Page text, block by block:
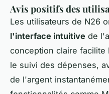
Avis positifs des
Les utilisateurs de N26
l'interface intuitive de
conception claire
le suivi des dépenses,
de l'argent